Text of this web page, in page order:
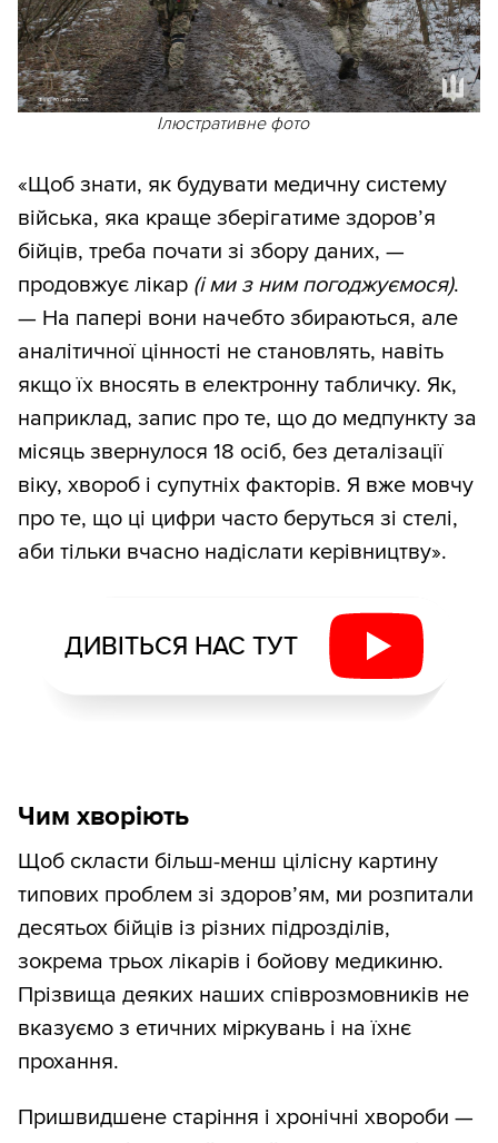
Ілюстративне фото
«Щоб знати, як будувати медичну систему
війська, яка краще зберігатиме здоров’я
бійців, треба почати зі збору даних, —
продовжує лікар (і ми з ним погоджуємося).
— На папері вони начебто збираються, але
аналітичної цінності не становлять, навіть
якщо їх вносять в електронну табличку. Як,
наприклад, запис про те, що до медпункту за
місяць звернулося 18 осіб, без деталізації
віку, хвороб і супутніх факторів. Я вже мовчу
про те, що ці цифри часто беруться зі стелі,
аби тільки вчасно надіслати керівництву».
ДИВІТЬСЯ НАС ТУТ
Чим хворіють
Щоб скласти більш-менш цілісну картину
типових проблем зі здоровʼям, ми розпитали
десятьох бійців із різних підрозділів,
зокрема трьох лікарів і бойову медикиню.
Прізвища деяких наших співрозмовників не
вказуємо з етичних міркувань і на їхнє
прохання.
Пришвидшене старіння і хронічні хвороби —